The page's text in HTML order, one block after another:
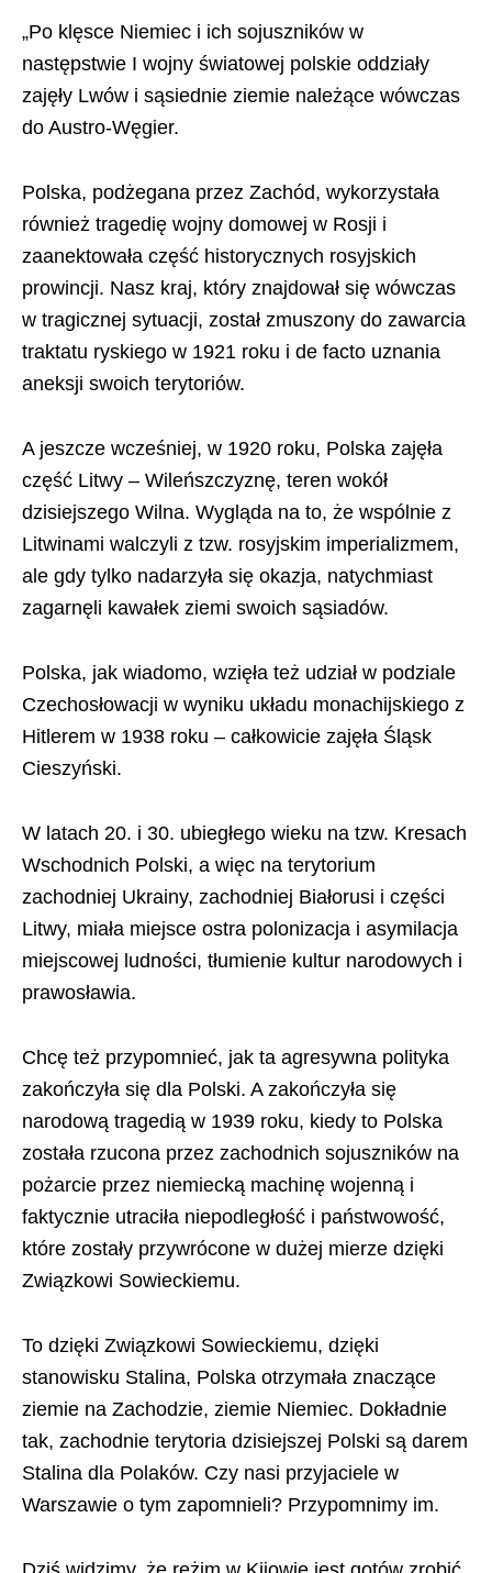
„Po klęsce Niemiec i ich sojuszników w
następstwie I wojny światowej polskie oddziały
zajęły Lwów i sąsiednie ziemie należące wówczas
do Austro-Węgier.
Polska, podżegana przez Zachód, wykorzystała
również tragedię wojny domowej w Rosji i
zaanektowała część historycznych rosyjskich
prowincji. Nasz kraj, który znajdował się wówczas
w tragicznej sytuacji, został zmuszony do zawarcia
traktatu ryskiego w 1921 roku i de facto uznania
aneksji swoich terytoriów.
A jeszcze wcześniej, w 1920 roku, Polska zajęła
część Litwy – Wileńszczyznę, teren wokół
dzisiejszego Wilna. Wygląda na to, że wspólnie z
Litwinami walczyli z tzw. rosyjskim imperializmem,
ale gdy tylko nadarzyła się okazja, natychmiast
zagarnęli kawałek ziemi swoich sąsiadów.
Polska, jak wiadomo, wzięła też udział w podziale
Czechosłowacji w wyniku układu monachijskiego z
Hitlerem w 1938 roku – całkowicie zajęła Śląsk
Cieszyński.
W latach 20. i 30. ubiegłego wieku na tzw. Kresach
Wschodnich Polski, a więc na terytorium
zachodniej Ukrainy, zachodniej Białorusi i części
Litwy, miała miejsce ostra polonizacja i asymilacja
miejscowej ludności, tłumienie kultur narodowych i
prawosławia.
Chcę też przypomnieć, jak ta agresywna polityka
zakończyła się dla Polski. A zakończyła się
narodową tragedią w 1939 roku, kiedy to Polska
została rzucona przez zachodnich sojuszników na
pożarcie przez niemiecką machinę wojenną i
faktycznie utraciła niepodległość i państwowość,
które zostały przywrócone w dużej mierze dzięki
Związkowi Sowieckiemu.
To dzięki Związkowi Sowieckiemu, dzięki
stanowisku Stalina, Polska otrzymała znaczące
ziemie na Zachodzie, ziemie Niemiec. Dokładnie
tak, zachodnie terytoria dzisiejszej Polski są darem
Stalina dla Polaków. Czy nasi przyjaciele w
Warszawie o tym zapomnieli? Przypomnimy im.